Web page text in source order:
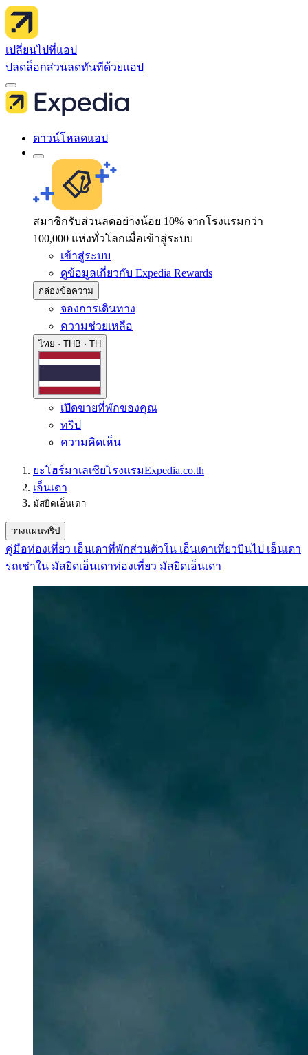
เปลี่ยนไปที่แอป
ปลดล็อกส่วนลดทันทีด้วยแอป
ดาวน์โหลดแอป
สมาชิกรับส่วนลดอย่างน้อย 10% จากโรงแรมกว่า
100,000 แห่งทั่วโลกเมื่อเข้าสู่ระบบ
เข้าสู่ระบบ
ดูข้อมูลเกี่ยวกับ Expedia Rewards
กล่องข้อความ
จองการเดินทาง
ความช่วยเหลือ
ไทย · THB · TH
เปิดขายที่พักของคุณ
ทริป
ความคิดเห็น
ยะโฮร์มาเลเซียโรงแรมExpedia.co.th
เอ็นเดา
มัสยิดเอ็นเดา
วางแผนทริป
คู่มือท่องเที่ยว เอ็นเดาที่พักส่วนตัวใน เอ็นเดาเที่ยวบินไป เอ็นเดา
รถเช่าใน มัสยิดเอ็นเดาท่องเที่ยว มัสยิดเอ็นเดา